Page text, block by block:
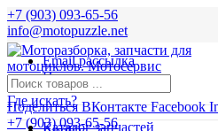
+7 (903) 093-65-56
info@motopuzzle.net
Email рассылка
Новости
Поделиться ВКонтакте Facebook
+7 (903) 093-65-56
Где искать?
Каталог запчастей